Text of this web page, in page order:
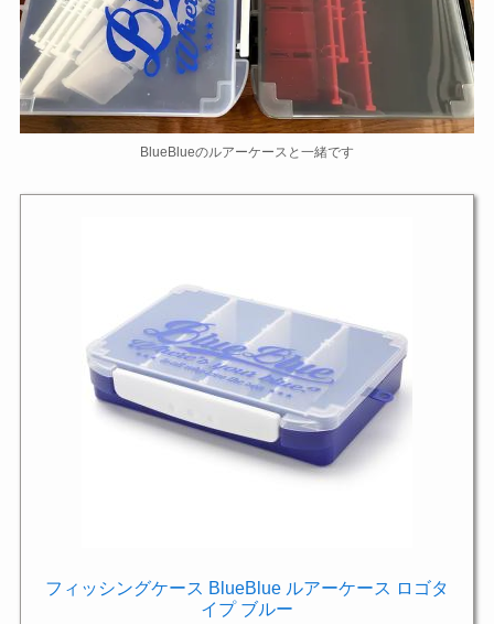
BlueBlueのルアーケースと一緒です
フィッシングケース BlueBlue ルアーケース ロゴタ
イプ ブルー